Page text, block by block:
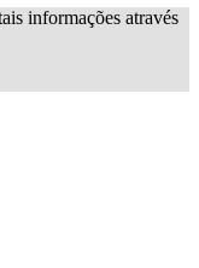
informações através